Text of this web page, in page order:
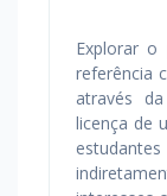
Explorar o
referência
através
licença de